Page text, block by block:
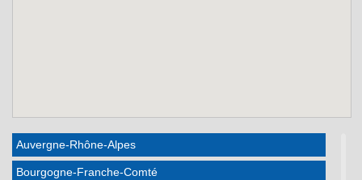
Auvergne-Rhône-Alpes
Bourgogne-Franche-Comté